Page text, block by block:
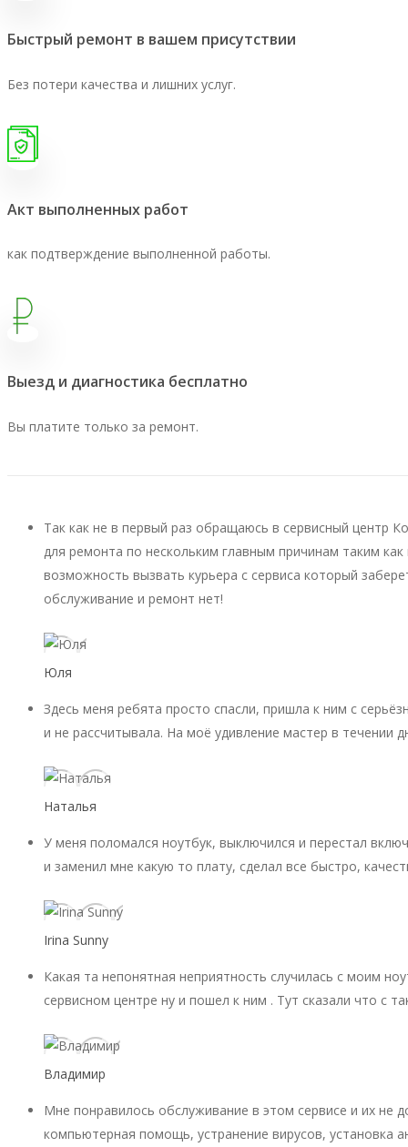
Быстрый ремонт в вашем присутствии
Без потери качества и лишних услуг.
Акт выполненных работ
как подтверждение выполненной работы.
Выезд и диагностика бесплатно
Вы платите только за ремонт.
Так как не в первый раз обращаюсь в сервисный центр
для ремонта по нескольким главным причинам таким
возможность вызвать курьера с сервиса который
обслуживание и ремонт нет!
Юля
Здесь меня ребята просто спасли, пришла к ним с
и не рассчитывала. На моё удивление мастер в течении
Наталья
У меня поломался ноутбук, выключился и перестал
и заменил мне какую то плату, сделал все быстро,
Irina Sunny
Какая та непонятная неприятность случилась с моим
сервисном центре ну и пошел к ним . Тут сказали что с
Владимир
Мне понравилось обслуживание в этом сервисе и их не
компьютерная помощь, устранение вирусов, установка